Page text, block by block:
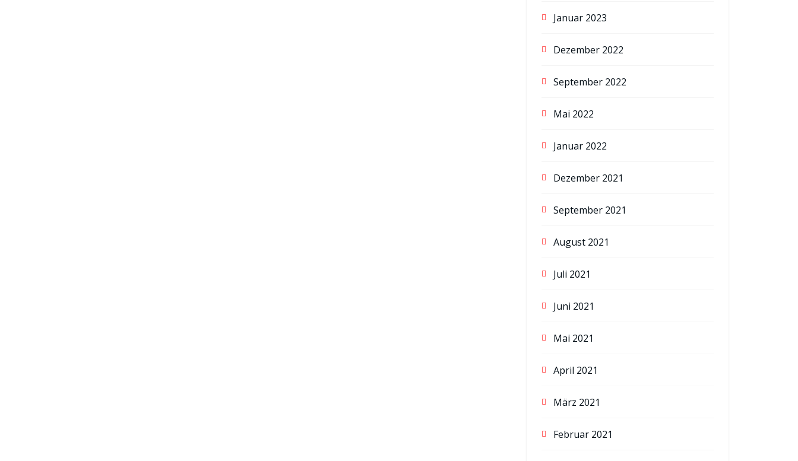
Januar 2023
Dezember 2022
September 2022
Mai 2022
Januar 2022
Dezember 2021
September 2021
August 2021
Juli 2021
Juni 2021
Mai 2021
April 2021
März 2021
Februar 2021